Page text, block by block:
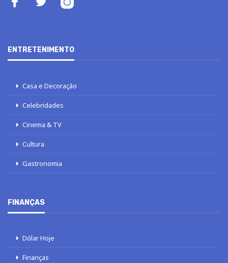
ENTRETENIMENTO
Casa e Decoração
Celebridades
Cinema & TV
Cultura
Gastronomia
FINANÇAS
Dólar Hoje
Finanças